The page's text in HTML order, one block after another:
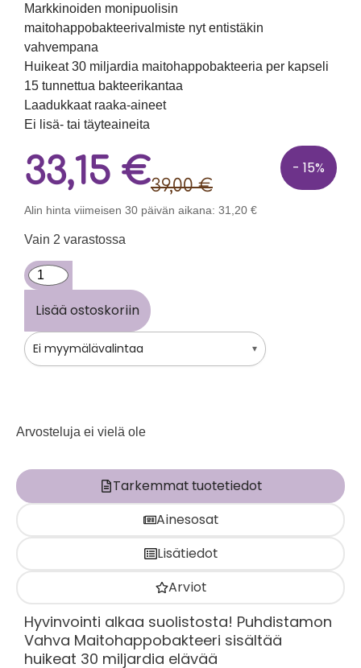
Markkinoiden monipuolisin
maitohappobakteerivalmiste nyt entistäkin
vahvempana
Huikeat 30 miljardia maitohappobakteeria per kapseli
15 tunnettua bakteerikantaa
Laadukkaat raaka-aineet
Ei lisä- tai täyteaineita
39,00€
33,15 €
Alin hinta viimeisen 30 päivän aikana: 31,20 €
- 15%
Vain 2 varastossa
Lisää ostoskoriin
Ei myymälävalintaa ▾
Arvosteluja ei vielä ole
Tarkemmat tuotetiedot
Ainesosat
Lisätiedot
Arviot
Hyvinvointi alkaa suolistosta! Puhdistamon
Vahva Maitohappobakteeri sisältää
huikeat 30 miljardia elävää